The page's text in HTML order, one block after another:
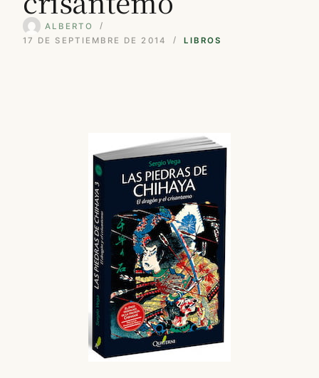
ALBERTO
17 DE SEPTIEMBRE DE 2014
LIBROS